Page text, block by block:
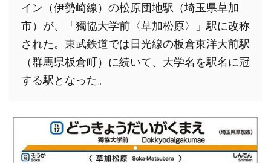
イン（伊勢崎線）の松原団地駅（埼玉県草加
市）が、「獨協大学前〈草加松原〉」駅に改称
された。東武鉄道では日光線の板倉東洋大前駅
（群馬県板倉町）に続いて、大学名を駅名に冠
する駅となった。